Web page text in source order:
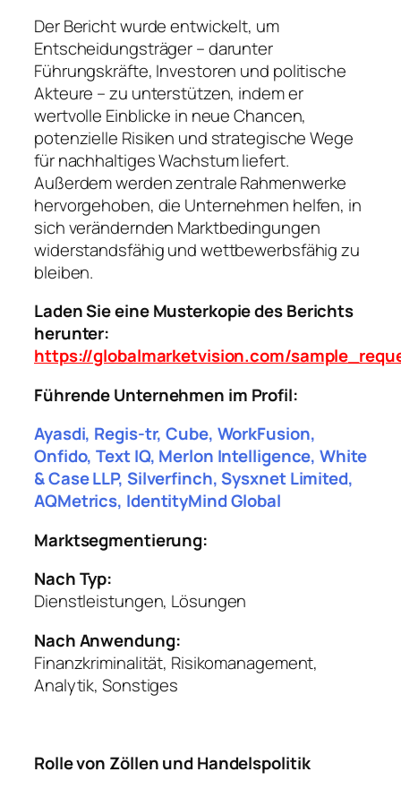
Der Bericht wurde entwickelt, um
Entscheidungsträger – darunter
Führungskräfte, Investoren und politische
Akteure – zu unterstützen, indem er
wertvolle Einblicke in neue Chancen,
potenzielle Risiken und strategische Wege
für nachhaltiges Wachstum liefert.
Außerdem werden zentrale Rahmenwerke
hervorgehoben, die Unternehmen helfen, in
sich verändernden Marktbedingungen
widerstandsfähig und wettbewerbsfähig zu
bleiben.
Laden Sie eine Musterkopie des Berichts
herunter:
https://globalmarketvision.com/
Führende Unternehmen im Profil:
Ayasdi, Regis-tr, Cube, WorkFusion,
Onfido, Text IQ, Merlon Intelligence, White
& Case LLP, Silverfinch, Sysxnet Limited,
AQMetrics, IdentityMind Global
Marktsegmentierung:
Nach Typ:
Dienstleistungen, Lösungen
Nach Anwendung:
Finanzkriminalität, Risikomanagement,
Analytik, Sonstiges
Rolle von Zöllen und Handelspolitik